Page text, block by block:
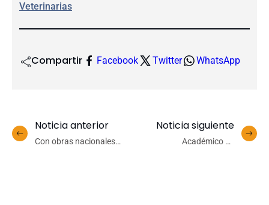
Veterinarias
Compartir Facebook Twitter WhatsApp
Noticia anterior
Con obras nacionales
Noticia siguiente
Académico de